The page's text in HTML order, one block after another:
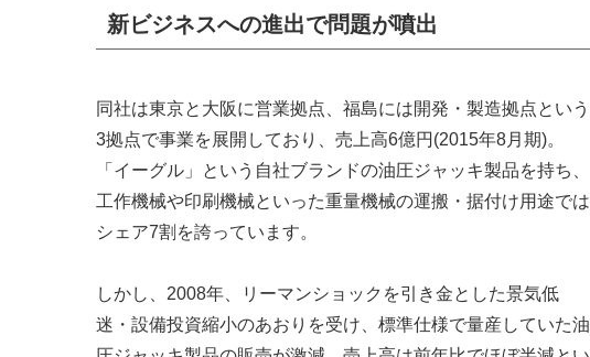
新ビジネスへの進出で問題が噴出
同社は東京と大阪に営業拠点、福島には開発・製造拠点という
3拠点で事業を展開しており、売上高6億円(2015年8月期)。
「イーグル」という自社ブランドの油圧ジャッキ製品を持ち、
工作機械や印刷機械といった重量機械の運搬・据付け用途では
シェア7割を誇っています。
しかし、2008年、リーマンショックを引き金とした景気低
迷・設備投資縮小のあおりを受け、標準仕様で量産していた油